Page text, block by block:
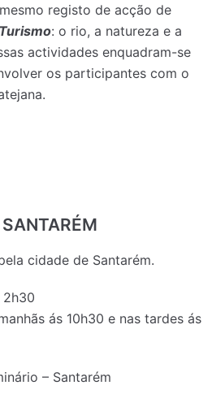
registo de acção de
: o rio, a natureza e a
actividades enquadram-se
os participantes com o
cidade de Santarém.
2h30
ás 10h30 e nas tardes ás
– Santarém